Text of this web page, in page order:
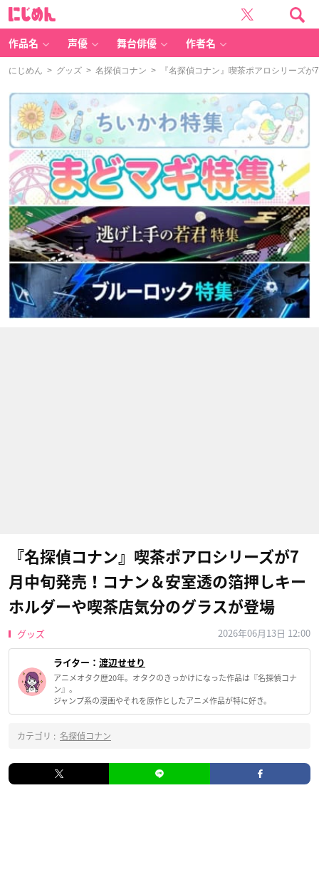
作品名 声優 舞台俳優 作者名
にじめん > グッズ > 名探偵コナン > 『名探偵コナン』喫茶ポアロシリーズが
『名探偵コナン』喫茶ポアロシリーズが7
月中旬発売！コナン＆安室透の箔押しキー
ホルダーや喫茶店気分のグラスが登場
グッズ 2026年06月13日 12:00
ライター： 渡辺せせり
アニメオタク歴20年。オタクのきっかけになった作品は『名探偵コナ
ン』。
ジャンプ系の漫画やそれを原作としたアニメ作品が特に好き。
カテゴリ : 名探偵コナン